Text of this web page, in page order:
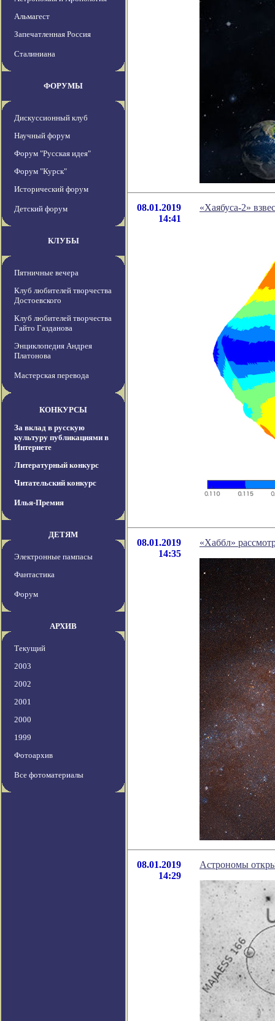
Альмагест
Запечатленная Россия
Сталиниана
ФОРУМЫ
Дискуссионный клуб
Научный форум
Форум "Русская идея"
Форум "Курск"
Исторический форум
Детский форум
КЛУБЫ
Пятничные вечера
Клуб любителей творчества
Достоевского
Клуб любителей творчества
Гайто Газданова
Энциклопедия Андрея
Платонова
Мастерская перевода
КОНКУРСЫ
За вклад в русскую
культуру публикациями в
Интернете
Литературный конкурс
Читательский конкурс
Илья-Премия
ДЕТЯМ
Электронные пампасы
Фантастика
Форум
АРХИВ
Текущий
2003
2002
2001
2000
1999
Фотоархив
Все фотоматериалы
08.01.2019
14:41
«Хаябуса-2»
08.01.2019
14:35
«Хаббл»
08.01.2019
14:29
Астрономы